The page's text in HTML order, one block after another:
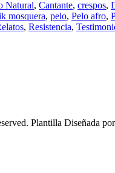
Natural, Cantante, crespos,
mosquera, pelo, Pelo afro,
, Resistencia,
Plantilla Diseñada